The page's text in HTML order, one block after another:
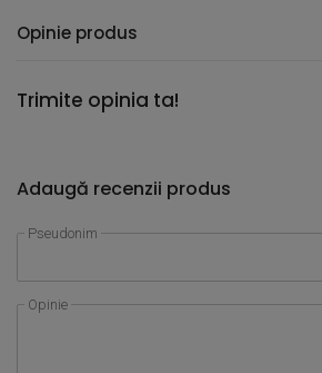
Opinie produs
Trimite opinia ta!
Adaugă recenzii produs
Pseudonim
Opinie